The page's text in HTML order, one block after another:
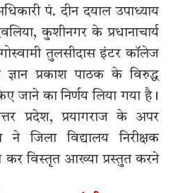
पं. दीन दयाल उपाध्याय
कुशीनगर के प्रधानाचार्य
गोस्वामी तुलसीदास इंटर कॉलेज
ज्ञान प्रकाश पाठक के विरुद्ध
जाने का निर्णय लिया गया है।
प्रदेश, प्रयागराज के अपर
जिला विद्यालय निरीक्षक
कर विस्तृत आख्या प्रस्तुत करने